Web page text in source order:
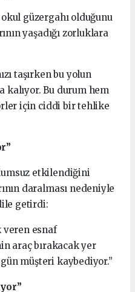
güzergahı olduğunu
yaşadığı zorluklara
taşırken bu yolun
kalıyor. Bu durum hem
için ciddi bir tehlike
etkilendiğini
daralması nedeniyle
getirdi:
veren esnaf
araç bırakacak yer
müşteri kaybediyor.”